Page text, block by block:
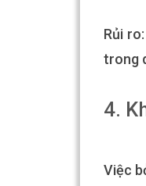
Rủi
trong
4.
Việc